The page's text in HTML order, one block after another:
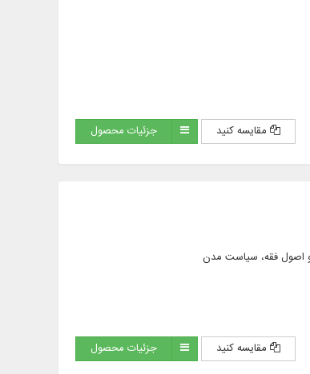
مقایسه کنید جزئیات محصول
مقایسه کنید جزئیات محصول